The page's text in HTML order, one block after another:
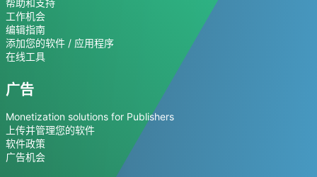
帮助和支持
工作机会
编辑指南
添加您的软件 / 应用程序
在线工具
广告
Monetization solutions for Publishers
上传并管理您的软件
软件政策
广告机会